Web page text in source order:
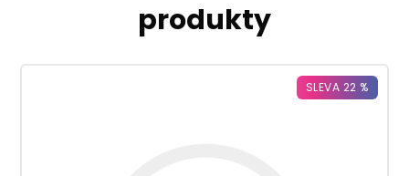
produkty
SLEVA 22 %